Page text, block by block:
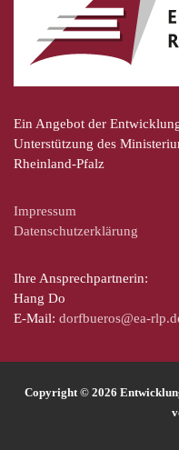
Ein Angebot der
Unterstützung des
Rheinland-Pfalz
Impressum
Datenschutzerklärung
Ihre Ansprechpartnerin:
Hang Do
E-Mail: dorfbueros@ea-
Copyright © 2026